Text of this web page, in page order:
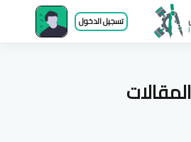
تسجيل الدخول
المقالات